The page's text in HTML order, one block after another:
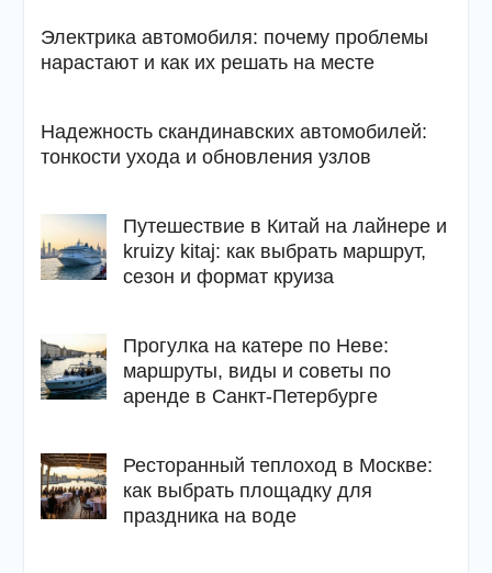
Электрика автомобиля: почему проблемы
нарастают и как их решать на месте
Надежность скандинавских автомобилей:
тонкости ухода и обновления узлов
Путешествие в Китай на лайнере и
kruizy kitaj: как выбрать маршрут,
сезон и формат круиза
Прогулка на катере по Неве:
маршруты, виды и советы по
аренде в Санкт-Петербурге
Ресторанный теплоход в Москве:
как выбрать площадку для
праздника на воде